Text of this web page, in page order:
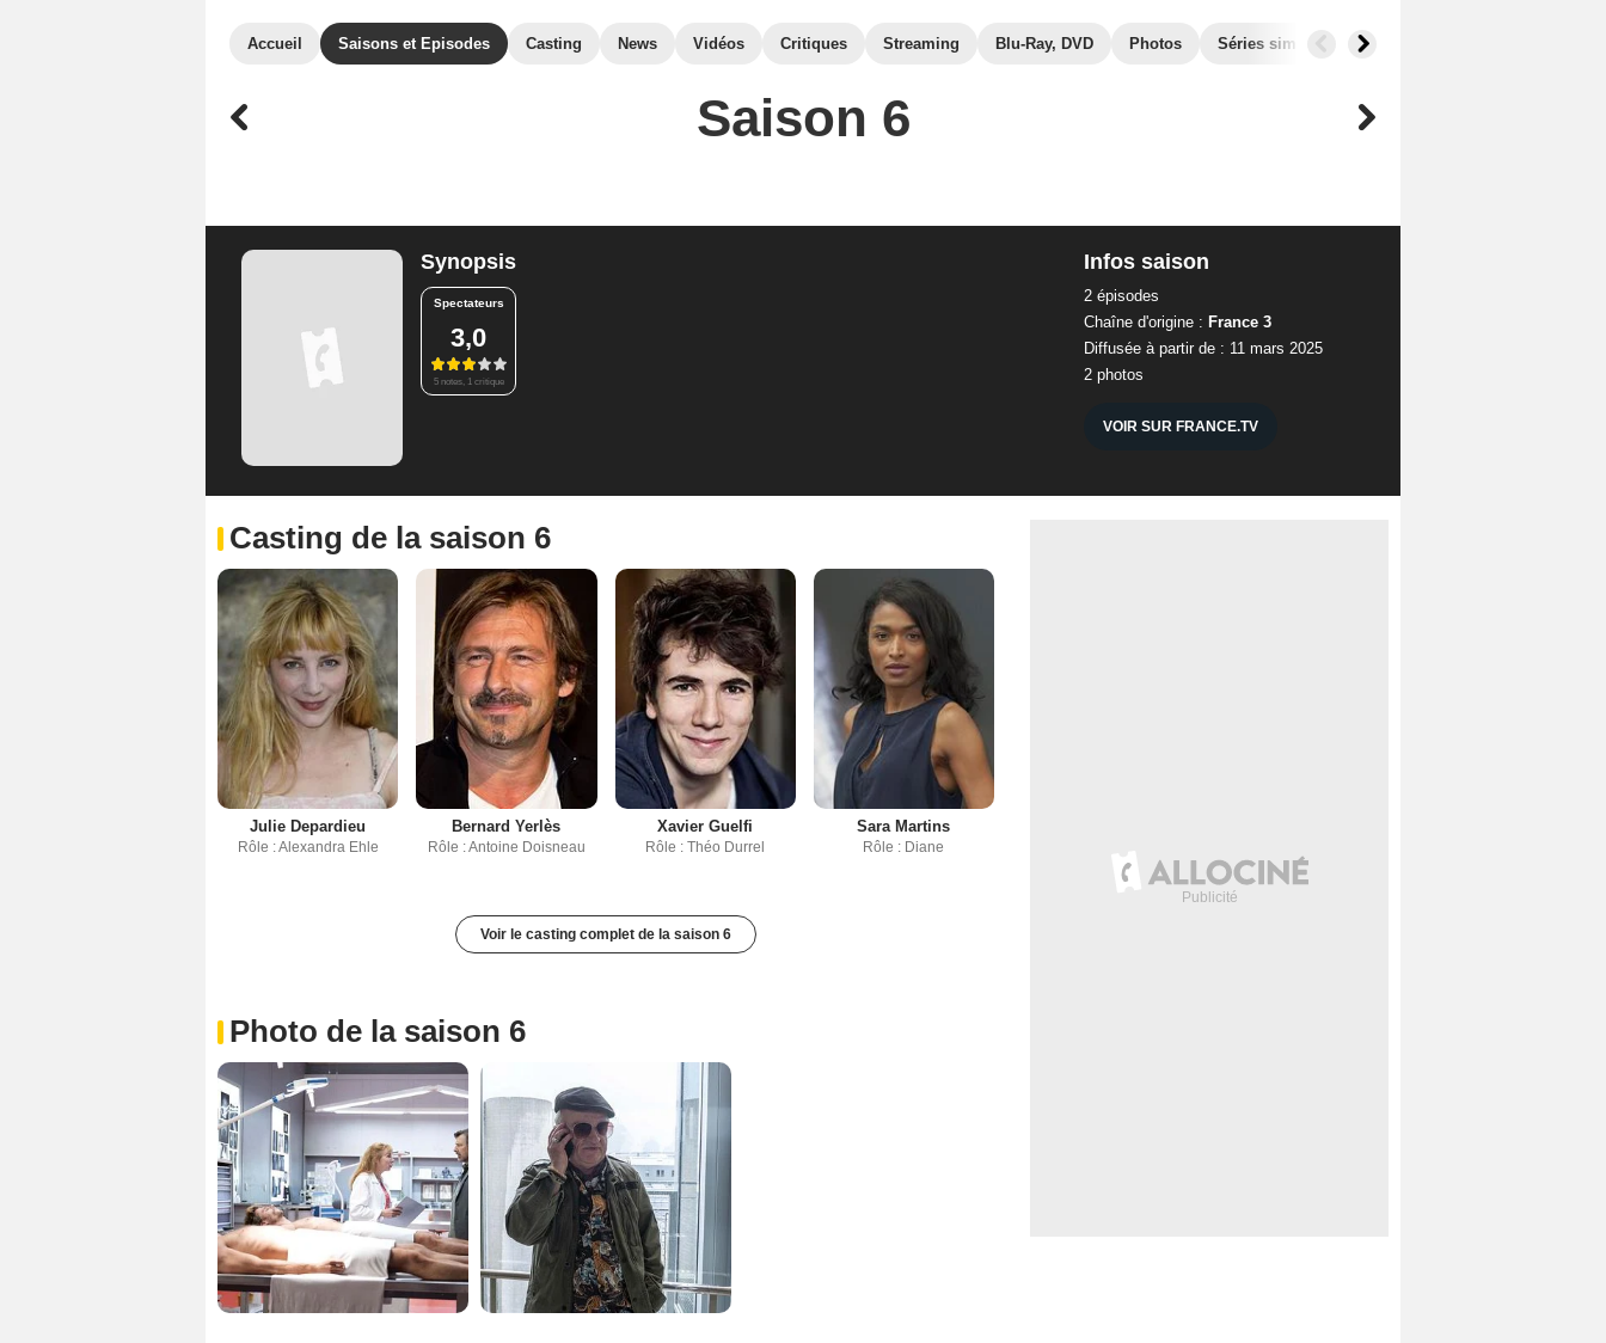
Accueil Saisons et Episodes Casting News Vidéos Critiques Streaming Blu-Ray, DVD Photos Séries similaires
Saison 6
Synopsis
Spectateurs
3,0
5 notes, 1 critique
Infos saison
2 épisodes
Chaîne d'origine : France 3
Diffusée à partir de : 11 mars 2025
2 photos
VOIR SUR FRANCE.TV
Casting de la saison 6
Julie Depardieu
Rôle : Alexandra Ehle
Bernard Yerlès
Rôle : Antoine Doisneau
Xavier Guelfi
Rôle : Théo Durrel
Sara Martins
Rôle : Diane
Voir le casting complet de la saison 6
Photo de la saison 6